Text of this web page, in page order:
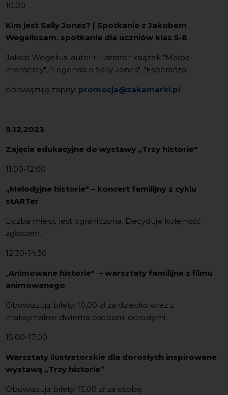
10.00
Kim jest Sally Jones? | Spotkanie z Jakobem
Wegeliusem. spotkanie dla uczniów klas 5-8
Jakob Wegelius: autor i ilustrator książek "Małpa
mordercy", "Legenda o Sally Jones", "Esperanza"
obowiązują zapisy: promocja@zakamarki.pl
9.12.2023
Zajęcia edukacyjne do wystawy „Trzy historie"
11:00-12:00
„Melodyjne historie" – koncert familijny z cyklu
stARTer
Liczba miejsc jest ograniczona. Decyduje kolejność
zgłoszeń.
12:30-14:30
„Animowane historie" – warsztaty familijne z filmu
animowanego
Obowiązują bilety: 10,00 zł za dziecko wraz z
maksymalnie dwiema osobami dorosłymi.
15:00-17:00
Warsztaty ilustratorskie dla dorosłych inspirowane
wystawą „Trzy historie”
Obowiązują bilety: 15,00 zł za osobę.